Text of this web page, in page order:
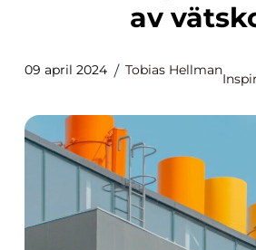
av
09 april 2024 Tobias Hellman